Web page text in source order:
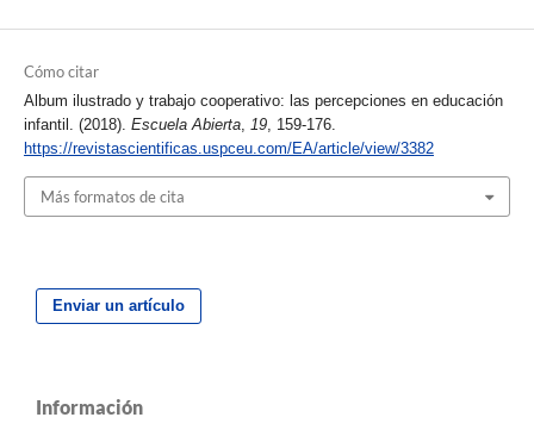
Cómo citar
Album ilustrado y trabajo cooperativo: las percepciones en educación
infantil. (2018). Escuela Abierta, 19, 159-176.
https://revistascientificas.uspceu.com/EA/article/view/3382
Más formatos de cita
Enviar un artículo
Información